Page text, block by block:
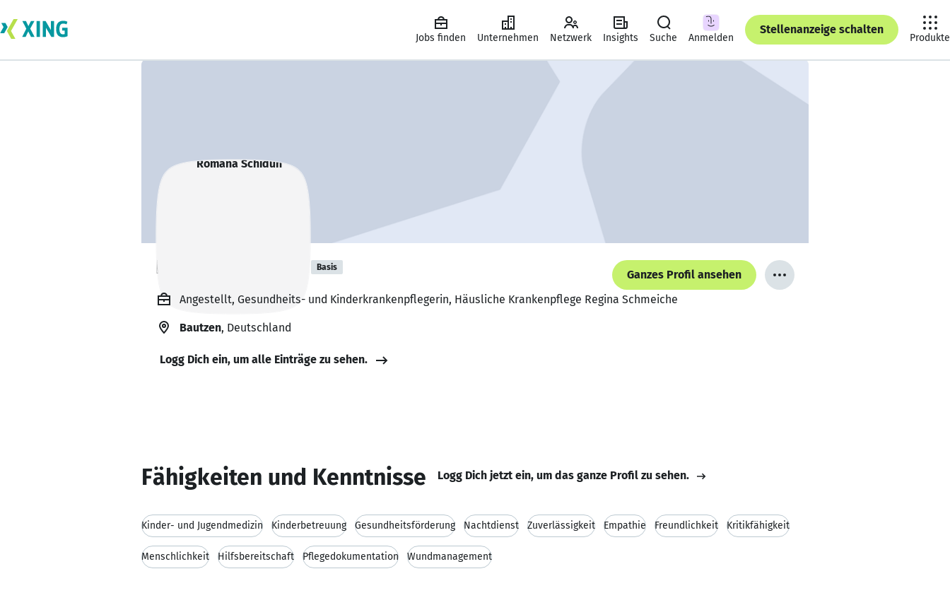
Jobs finden Unternehmen Netzwerk Insights Suche Anmelden
Stellenanzeige schalten
Produkte
Romana Schidun Basis
Ganzes Profil ansehen
Angestellt, Gesundheits- und Kinderkrankenpflegerin, Häusliche Krankenpflege Regina Schmeiche
Bautzen, Deutschland
Logg Dich ein, um alle Einträge zu sehen.
Fähigkeiten und Kenntnisse Logg Dich jetzt ein, um das ganze Profil zu sehen.
Kinder- und Jugendmedizin Kinderbetreuung Gesundheitsförderung Nachtdienst Zuverlässigkeit Empathie Freundlichkeit Kritikfähigkeit
Menschlichkeit Hilfsbereitschaft Pflegedokumentation Wundmanagement